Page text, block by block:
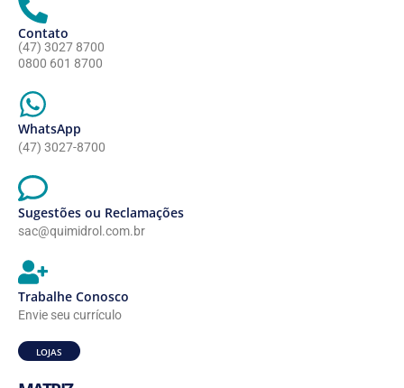
Contato
(47) 3027 8700
0800 601 8700
WhatsApp
(47) 3027-8700
Sugestões ou Reclamações
sac@quimidrol.com.br
Trabalhe Conosco
Envie seu currículo
LOJAS